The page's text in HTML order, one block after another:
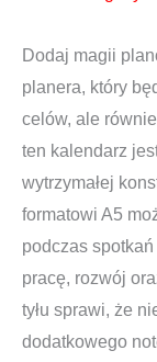
Dodaj magii
planera, który
celów, ale
ten kalendarz
wytrzymałej
formatowi A5
podczas
pracę, rozwój
tyłu sprawi, że
dodatkowego